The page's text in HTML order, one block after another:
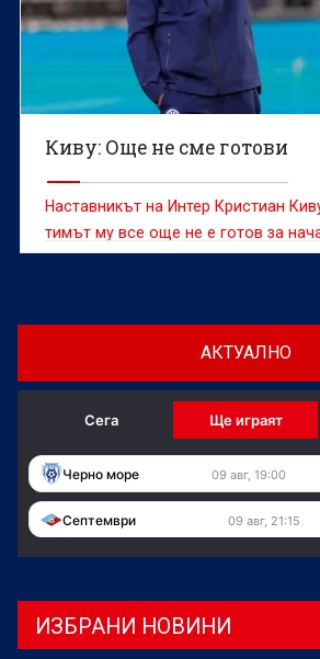
Киву: Още не сме готови
Наставникът на Интер Кристиан
тимът му все още не е готов за
сезон въпреки днешната победа с
АКТУАЛНО
Сега Ще играят
Черно море 09 авг, 19:00
Септември 09 авг, 21:15
ИЗБРАНИ НОВИНИ